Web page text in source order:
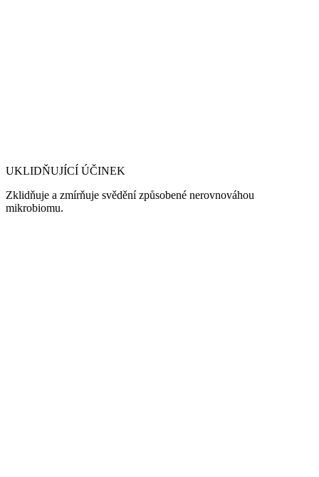
UKLIDŇUJÍCÍ ÚČINEK
Zklidňuje a zmírňuje svědění způsobené nerovnováhou
mikrobiomu.